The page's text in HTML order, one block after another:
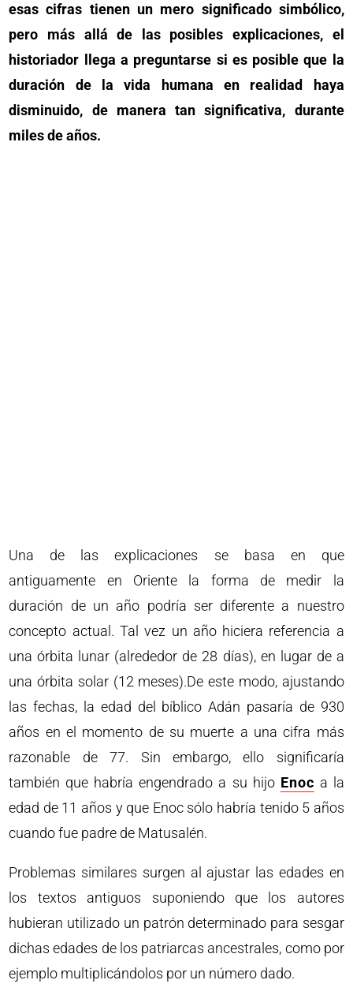
esas cifras tienen un mero significado simbólico,
pero más allá de las posibles explicaciones, el
historiador llega a preguntarse si es posible que la
duración de la vida humana en realidad haya
disminuido, de manera tan significativa, durante
miles de años.
Una de las explicaciones se basa en que
antiguamente en Oriente la forma de medir la
duración de un año podría ser diferente a nuestro
concepto actual. Tal vez un año hiciera referencia a
una órbita lunar (alrededor de 28 días), en lugar de a
una órbita solar (12 meses).De este modo, ajustando
las fechas, la edad del bíblico Adán pasaría de 930
años en el momento de su muerte a una cifra más
razonable de 77. Sin embargo, ello significaría
también que habría engendrado a su hijo Enoc a la
edad de 11 años y que Enoc sólo habría tenido 5 años
cuando fue padre de Matusalén.
Problemas similares surgen al ajustar las edades en
los textos antiguos suponiendo que los autores
hubieran utilizado un patrón determinado para sesgar
dichas edades de los patriarcas ancestrales, como por
ejemplo multiplicándolos por un número dado.